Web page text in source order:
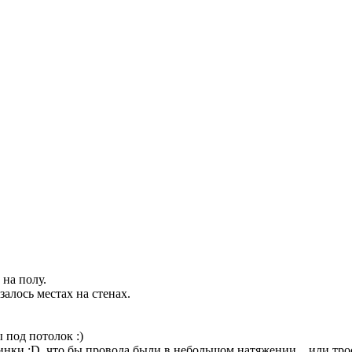
полу.
местах на стенах.
под потолок :)